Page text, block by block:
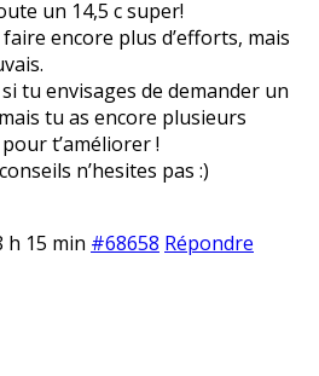
un 14,5 c super!
encore plus d’efforts, mais
tu envisages de demander un
tu as encore plusieurs
t’améliorer !
n’hesites pas :)
h 15 min #68658 Répondre